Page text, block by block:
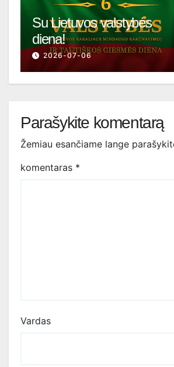
Su Lietuvos valstybės
diena!
2026-07-06
Parašykite komentarą
Žemiau esančiame lange
komentaras *
Vardas